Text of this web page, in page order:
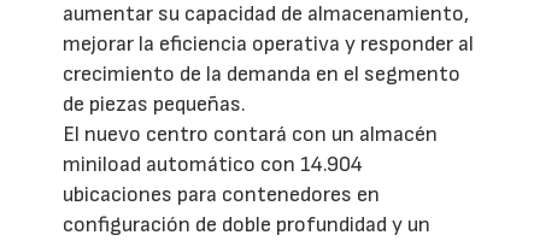
aumentar su capacidad de almacenamiento,
mejorar la eficiencia operativa y responder al
crecimiento de la demanda en el segmento
de piezas pequeñas.
El nuevo centro contará con un almacén
miniload automático con 14.904
ubicaciones para contenedores en
configuración de doble profundidad y un